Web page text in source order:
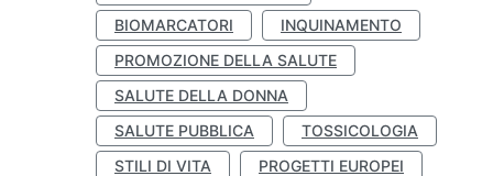
BIOMARCATORI
INQUINAMENTO
PROMOZIONE DELLA SALUTE
SALUTE DELLA DONNA
SALUTE PUBBLICA
TOSSICOLOGIA
STILI DI VITA
PROGETTI EUROPEI